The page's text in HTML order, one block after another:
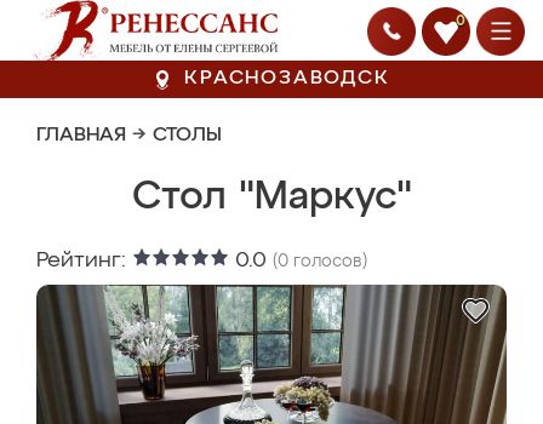
0
КРАСНОЗАВОДСК
ГЛАВНАЯ → СТОЛЫ
Стол "Маркус"
Рейтинг: 0.0 (0 голосов)